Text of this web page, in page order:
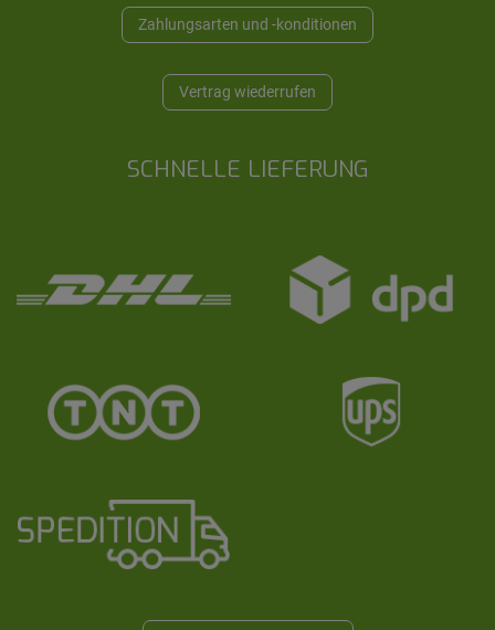
Zahlungsarten und -konditionen
Vertrag wiederrufen
SCHNELLE LIEFERUNG